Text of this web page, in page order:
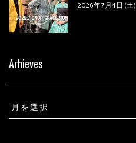
2026年7月4日 (土)
Arhieves
Arhieves